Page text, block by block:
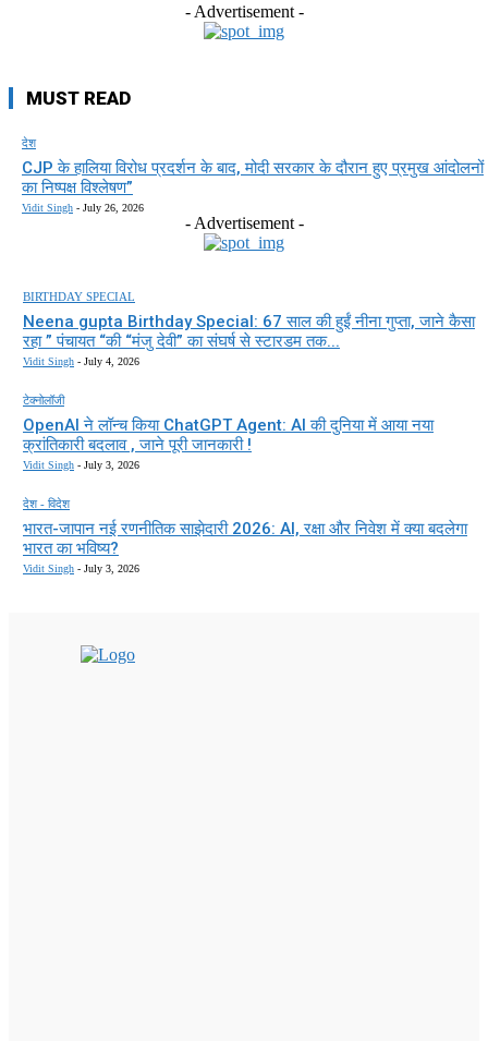
- Advertisement -
MUST READ
देश
CJP के हालिया विरोध प्रदर्शन के बाद, मोदी सरकार के दौरान हुए प्रमुख आंदोलनों
का निष्पक्ष विश्लेषण”
Vidit Singh - July 26, 2026
- Advertisement -
BIRTHDAY SPECIAL
Neena gupta Birthday Special: 67 साल की हुईं नीना गुप्ता, जाने कैसा
रहा ” पंचायत “की “मंजु देवी” का संघर्ष से स्टारडम तक...
Vidit Singh - July 4, 2026
टेक्नोलॉजी
OpenAI ने लॉन्च किया ChatGPT Agent: AI की दुनिया में आया नया
क्रांतिकारी बदलाव , जाने पूरी जानकारी !
Vidit Singh - July 3, 2026
देश - विदेश
भारत-जापान नई रणनीतिक साझेदारी 2026: AI, रक्षा और निवेश में क्या बदलेगा
भारत का भविष्य?
Vidit Singh - July 3, 2026